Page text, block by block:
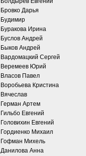
Бровко Дарья
Будимир
Буракова Ирина
Буслов Андрей
Быков Андрей
Вардомацкий Сергей
Веремеев Юрий
Власов Павел
Воробьева Кристина
Вячеслав
Герман Артем
Гильбо Евгений
Головихин Евгений
Гордиенко Михаил
Гофман Михель
Данилова Анна